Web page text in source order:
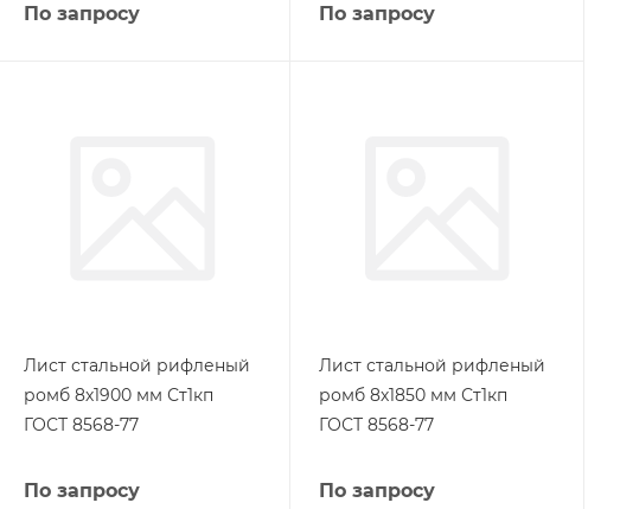
По запросу По запросу
Лист стальной рифленый
ромб 8х1900 мм Ст1кп
ГОСТ 8568-77
По запросу
Лист стальной рифленый
ромб 8х1850 мм Ст1кп
ГОСТ 8568-77
По запросу